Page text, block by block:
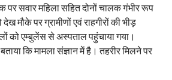
पर सवार महिला सहित दोनों चालक गंभीर रूप
मौके पर ग्रामीणों एवं राहगीरों की भीड़
को एम्बुलेंस से अस्पताल पहुंचाया गया।
कि मामला संज्ञान में है। तहरीर मिलने पर